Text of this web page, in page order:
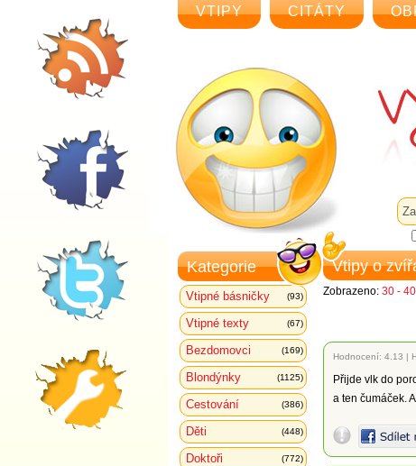
VTIPY CITÁTY
Kategorie
Vtipné básničky (93)
Vtipné texty (67)
Bezdomovci (169)
Blondýnky (1125)
Cestování (386)
Děti (448)
Doktoři (772)
Vtipy o
Zobrazeno: 30 - 40
Hodnocení: 4.13 |
Přijde vlk do
a ten čumáček.